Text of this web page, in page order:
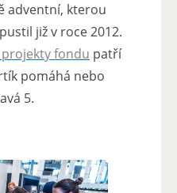
adventní, kterou
již v roce 2012.
fondu patří
pomáhá nebo
5.